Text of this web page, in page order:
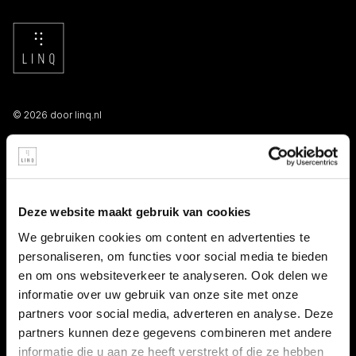
Deze website maakt gebruik van cookies
We gebruiken cookies om content en advertenties te
personaliseren, om functies voor social media te bieden
en om ons websiteverkeer te analyseren. Ook delen we
informatie over uw gebruik van onze site met onze
partners voor social media, adverteren en analyse. Deze
partners kunnen deze gegevens combineren met andere
informatie die u aan ze heeft verstrekt of die ze hebben
© 2026 door linq.nl
LINKS
Persooneelsgids uitzendkrachten
Antidiscriminatiebeleid
Klacht indienen